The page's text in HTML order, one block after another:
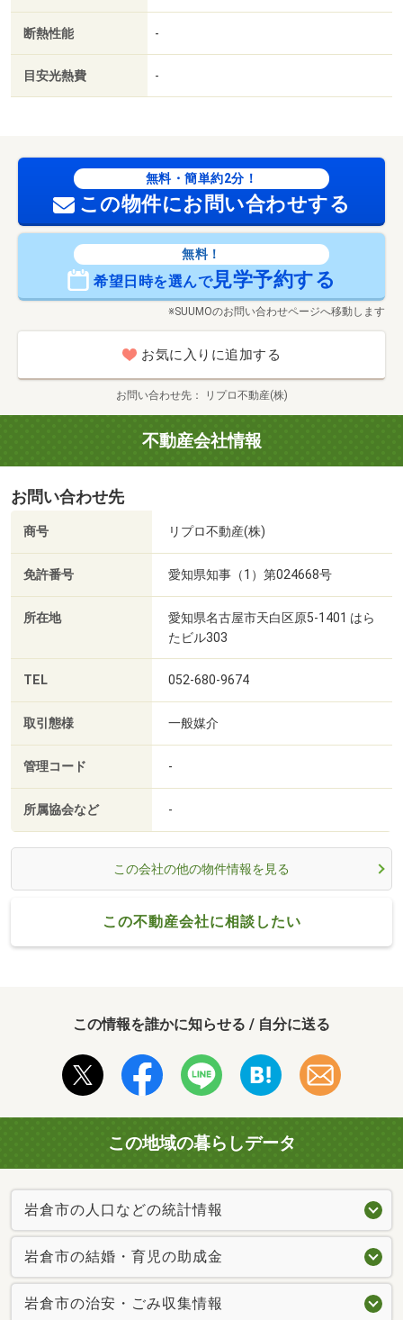
断熱性能 -
目安光熱費 -
無料・簡単約2分！
この物件にお問い合わせする
無料！
希望日時を選んで見学予約する
※SUUMOのお問い合わせページへ移動します
お気に入りに追加する
お問い合わせ先 リプロ不動産(株)
不動産会社情報
お問い合わせ先
商号 リプロ不動産(株)
免許番号 愛知県知事（1）第024668号
所在地
愛知県名古屋市天白区原5-1401 はら
たビル303
TEL 052-680-9674
取引態様 一般媒介
管理コード -
所属協会など -
この会社の他の物件情報を見る
この不動産会社に相談したい
この情報を誰かに知らせる / 自分に送る
この地域の暮らしデータ
岩倉市の人口などの統計情報
岩倉市の結婚・育児の助成金
岩倉市の治安・ごみ収集情報